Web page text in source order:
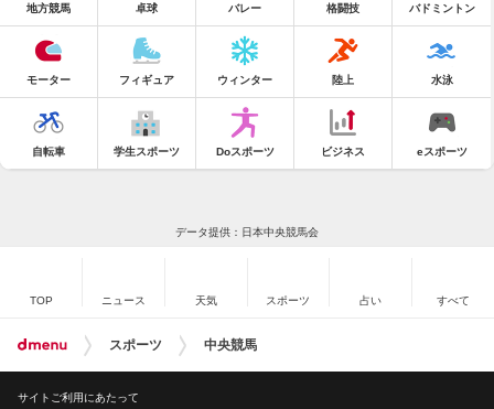
地方競馬 卓球 バレー 格闘技 バドミントン
モーター フィギュア ウィンター 陸上 水泳
自転車 学生スポーツ Doスポーツ ビジネス eスポーツ
データ提供：日本中央競馬会
TOP ニュース 天気 スポーツ 占い すべて
スポーツ 中央競馬
サイトご利用にあたって